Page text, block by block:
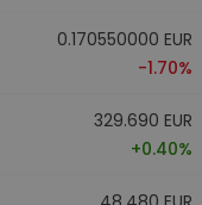
0.170550000 EUR
-1.70%
329.690 EUR
+0.40%